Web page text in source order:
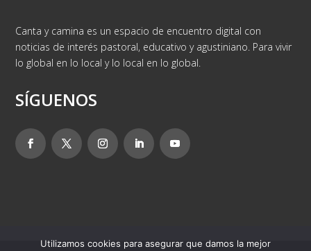
Canta y camina es un espacio de encuentro digital con
noticias de interés pastoral, educativo y agustiniano. Para vivir
lo global en lo local y lo local en lo global.
SÍGUENOS
Utilizamos cookies para asegurar que damos la mejor